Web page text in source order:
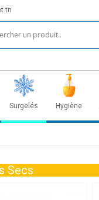
Surgelés Hygiène
Secs